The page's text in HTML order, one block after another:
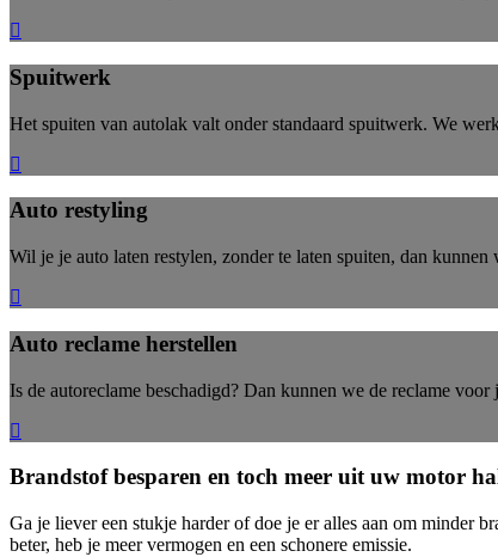
Spuitwerk
Het spuiten van autolak valt onder standaard spuitwerk. We
Auto restyling
Wil je je auto laten restylen, zonder te laten spuiten, dan
Auto reclame herstellen
Is de autoreclame beschadigd? Dan kunnen we de reclame
Brandstof besparen en toch meer uit uw motor
Ga je liever een stukje harder of doe je er alles aan om minder
beter, heb je meer vermogen en een schonere emissie.